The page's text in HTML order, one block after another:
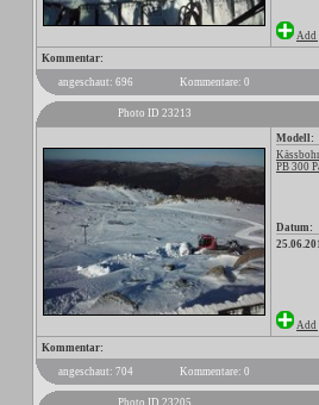
Add
Kommentar:
angeschaut: 696
Kommentare: 0
Photo ID 23213
Modell:
PB 300
Datum:
Add
Kommentar:
angeschaut: 704
Kommentare: 0
Photo ID 23205